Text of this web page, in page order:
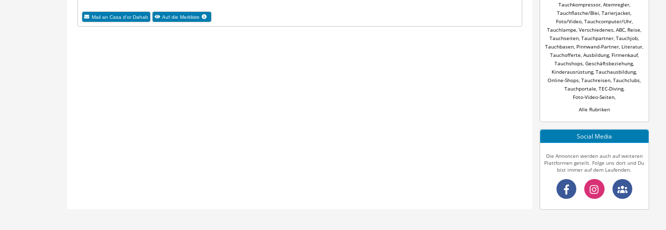
Mail an Casa d‘or Dahab Auf die Merkliste
Tauchkompressor, Atemregler,
Tauchflasche/Blei Tarierjacket
Foto/Video, Tauchcomputer/Uhr,
Tauchlampe Verschiedenes ABC Reise
Tauchseiten Tauchpartner Tauchjob
Tauchbasen Pinnwand-Partner Literatur
Tauchofferte Ausbildung, Firmenkauf,
Tauchshops Geschäftsbeziehung,
Kinderausrüstung, Tauchausbildung,
Online-Shops Tauchreisen Tauchclubs
Tauchportale TEC-Diving,
Foto-Video-Seiten
Alle Rubriken
Social Media
Die Annoncen werden auch auf weiteren
Plattformen geteilt. Folge uns dort und Du
bist immer auf dem Laufenden.